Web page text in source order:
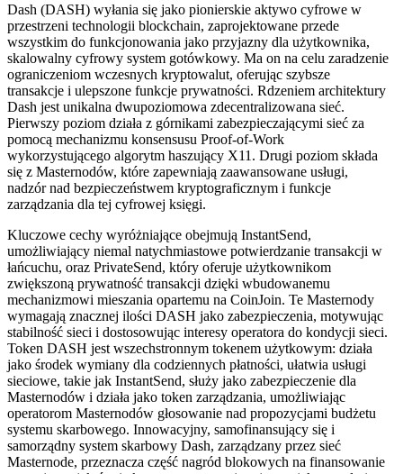
Dash (DASH) wyłania się jako pionierskie aktywo cyfrowe w
przestrzeni technologii blockchain, zaprojektowane przede
wszystkim do funkcjonowania jako przyjazny dla użytkownika,
skalowalny cyfrowy system gotówkowy. Ma on na celu zaradzenie
ograniczeniom wczesnych kryptowalut, oferując szybsze
transakcje i ulepszone funkcje prywatności. Rdzeniem architektury
Dash jest unikalna dwupoziomowa zdecentralizowana sieć.
Pierwszy poziom działa z górnikami zabezpieczającymi sieć za
pomocą mechanizmu konsensusu Proof-of-Work
wykorzystującego algorytm haszujący X11. Drugi poziom składa
się z Masternodów, które zapewniają zaawansowane usługi,
nadzór nad bezpieczeństwem kryptograficznym i funkcje
zarządzania dla tej cyfrowej księgi.
Kluczowe cechy wyróżniające obejmują InstantSend,
umożliwiający niemal natychmiastowe potwierdzanie transakcji w
łańcuchu, oraz PrivateSend, który oferuje użytkownikom
zwiększoną prywatność transakcji dzięki wbudowanemu
mechanizmowi mieszania opartemu na CoinJoin. Te Masternody
wymagają znacznej ilości DASH jako zabezpieczenia, motywując
stabilność sieci i dostosowując interesy operatora do kondycji sieci.
Token DASH jest wszechstronnym tokenem użytkowym: działa
jako środek wymiany dla codziennych płatności, ułatwia usługi
sieciowe, takie jak InstantSend, służy jako zabezpieczenie dla
Masternodów i działa jako token zarządzania, umożliwiając
operatorom Masternodów głosowanie nad propozycjami budżetu
systemu skarbowego. Innowacyjny, samofinansujący się i
samorządny system skarbowy Dash, zarządzany przez sieć
Masternode, przeznacza część nagród blokowych na finansowanie